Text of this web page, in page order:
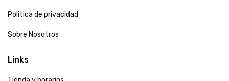
Politica de privacidad
Sobre Nosotros
Links